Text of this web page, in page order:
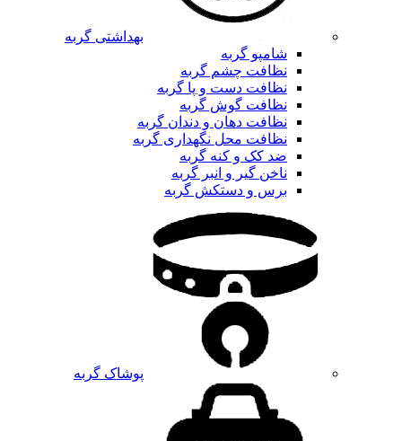
بهداشتی گربه
شامپو گربه
نظافت چشم گربه
نظافت دست و پا گربه
نظافت گوش گربه
نظافت دهان و دندان گربه
نظافت محل نگهداری گربه
ضد کک و کنه گربه
ناخن گیر و انبر گربه
برس و دستکش گربه
پوشاک گربه